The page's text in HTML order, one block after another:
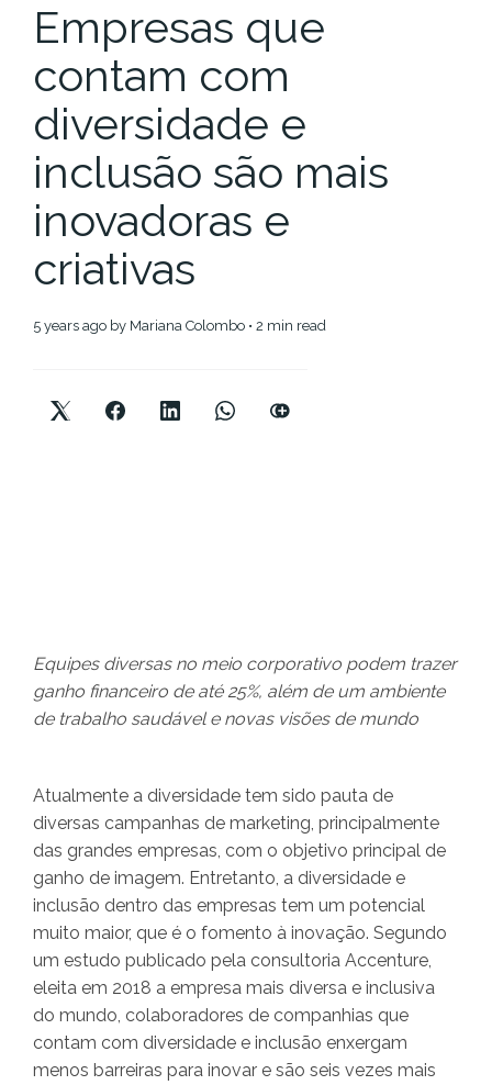
Empresas que
contam com
diversidade e
inclusão são mais
inovadoras e
criativas
5 years ago by Mariana Colombo • 2 min read
Equipes diversas no meio corporativo podem trazer
ganho financeiro de até 25%, além de um ambiente
de trabalho saudável e novas visões de mundo
Atualmente a diversidade tem sido pauta de
diversas campanhas de marketing, principalmente
das grandes empresas, com o objetivo principal de
ganho de imagem. Entretanto, a diversidade e
inclusão dentro das empresas tem um potencial
muito maior, que é o fomento à inovação. Segundo
um estudo publicado pela consultoria Accenture,
eleita em 2018 a empresa mais diversa e inclusiva
do mundo, colaboradores de companhias que
contam com diversidade e inclusão enxergam
menos barreiras para inovar e são seis vezes mais